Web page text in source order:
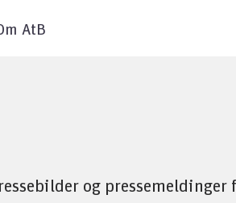
AtB
og pressemeldinger